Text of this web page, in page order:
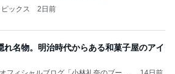
ックス 2日前
れ名物。明治時代からある和菓子屋のアイ